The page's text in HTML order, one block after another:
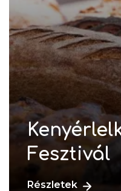
Fesztivál
Részletek